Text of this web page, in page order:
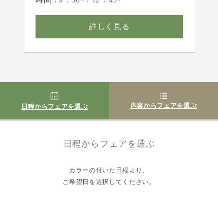
詳しく見る
日程からフェアを選ぶ 内容からフェアを選ぶ
日程からフェアを選ぶ
カラーの付いた日程より、
ご希望日を選択してください。